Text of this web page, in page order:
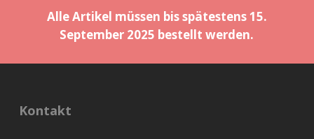
Alle Artikel müssen bis spätestens 15.
September 2025 bestellt werden.
Kontakt